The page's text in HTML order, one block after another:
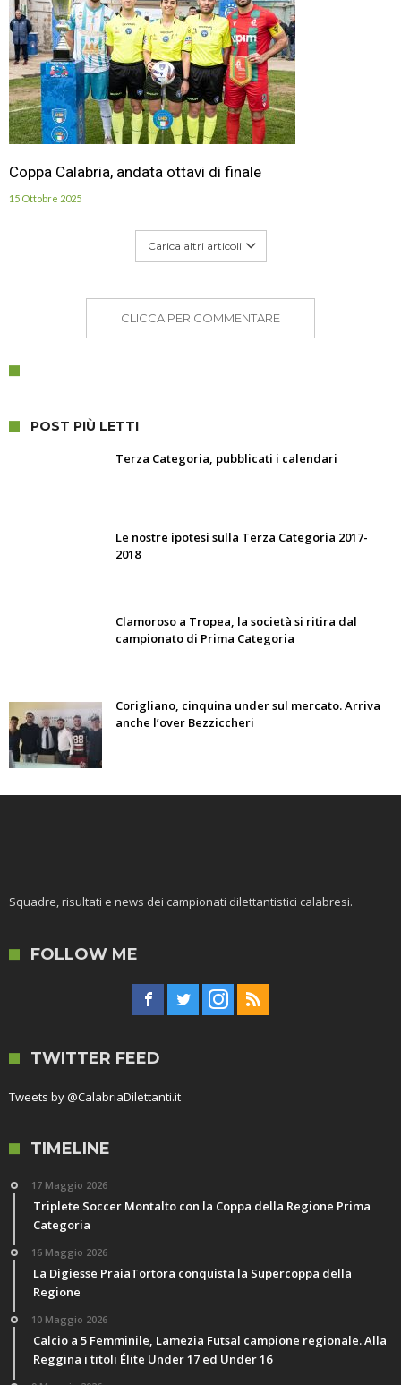
Coppa Calabria, andata ottavi di finale
15 Ottobre 2025
Carica altri articoli
CLICCA PER COMMENTARE
POST PIÙ LETTI
Terza Categoria, pubblicati i calendari
Le nostre ipotesi sulla Terza Categoria 2017-
2018
Clamoroso a Tropea, la società si ritira dal
campionato di Prima Categoria
Corigliano, cinquina under sul mercato. Arriva
anche l’over Bezziccheri
Squadre, risultati e news dei campionati dilettantistici calabresi.
FOLLOW ME
TWITTER FEED
Tweets by @CalabriaDilettanti.it
TIMELINE
17 Maggio 2026
Triplete Soccer Montalto con la Coppa della Regione Prima
Categoria
16 Maggio 2026
La Digiesse PraiaTortora conquista la Supercoppa della
Regione
10 Maggio 2026
Calcio a 5 Femminile, Lamezia Futsal campione regionale. Alla
Reggina i titoli Élite Under 17 ed Under 16